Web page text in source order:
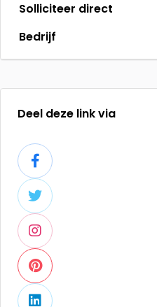
Solliciteer direct
Bedrijf
Deel deze link via